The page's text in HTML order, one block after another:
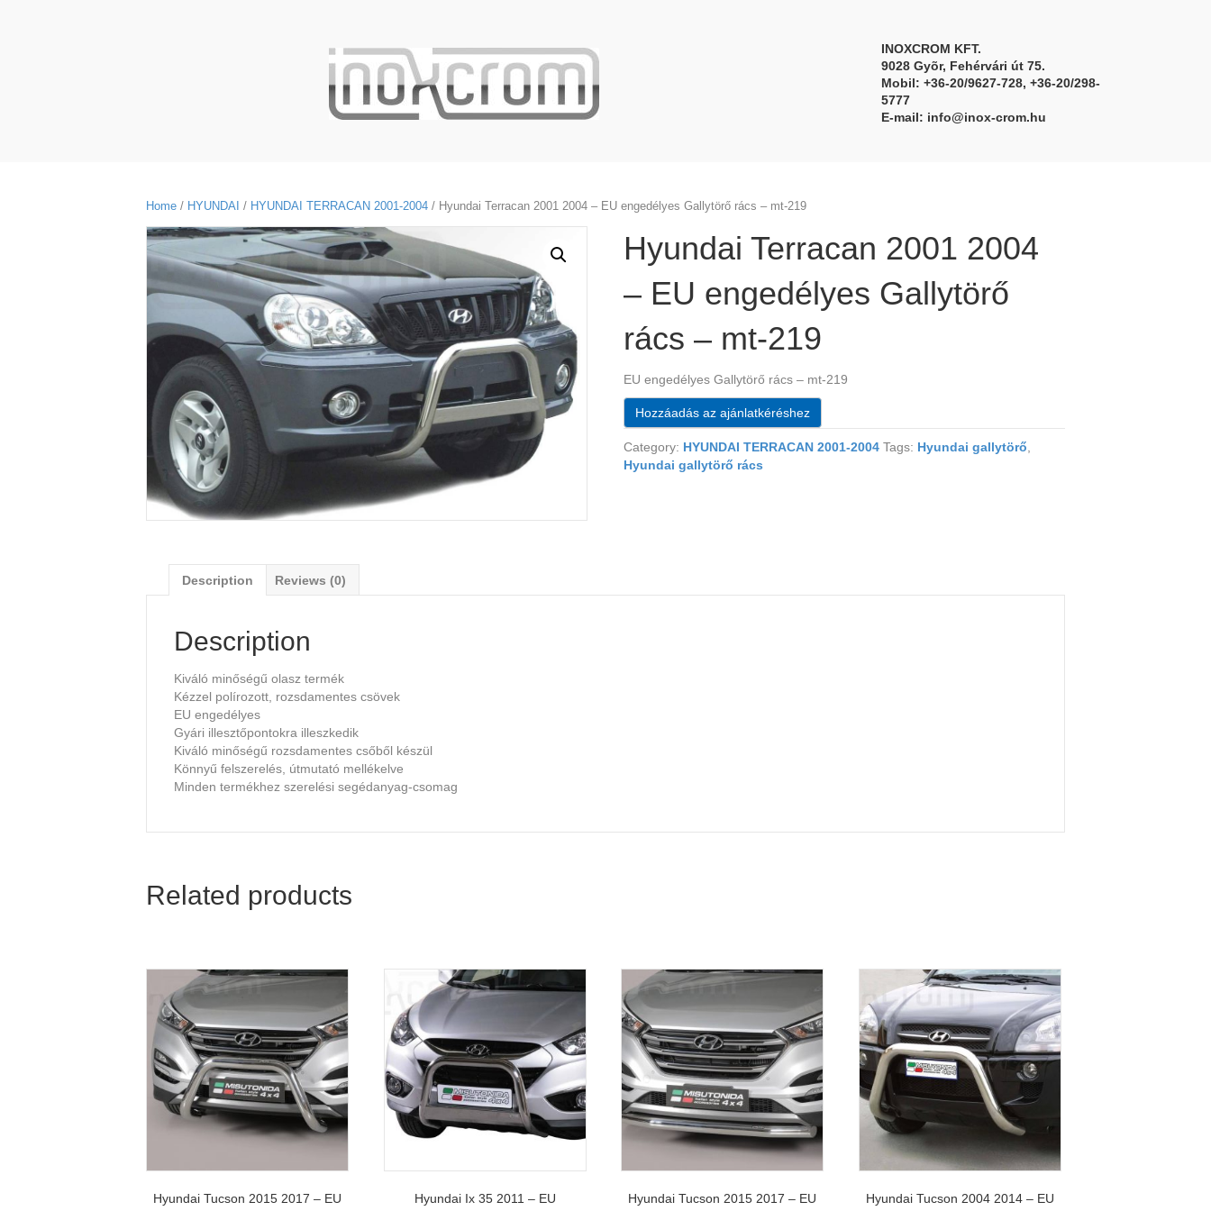
INOXCROM KFT.
9028 Gyõr, Fehérvári út 75.
Mobil: +36-20/9627-728, +36-20/298-
5777
E-mail: info@inox-crom.hu
Home / HYUNDAI / HYUNDAI TERRACAN 2001-2004 / Hyundai Terracan 2001 2004 – EU engedélyes Gallytörő rács – mt-219
Hyundai Terracan 2001 2004
– EU engedélyes Gallytörő
rács – mt-219
EU engedélyes Gallytörő rács – mt-219
Hozzáadás az ajánlatkéréshez
Category: HYUNDAI TERRACAN 2001-2004 Tags: Hyundai gallytörő
Hyundai gallytörő rács
Description Reviews (0)
Description
Kiváló minőségű olasz termék
Kézzel polírozott, rozsdamentes csövek
EU engedélyes
Gyári illesztőpontokra illeszkedik
Kiváló minőségű rozsdamentes csőből készül
Könnyű felszerelés, útmutató mellékelve
Minden termékhez szerelési segédanyag-csomag
Related products
Hyundai Tucson 2015 2017 – EU
Hyundai Ix 35 2011 – EU
Hyundai Tucson 2015 2017 – EU
Hyundai Tucson 2004 2014 – EU